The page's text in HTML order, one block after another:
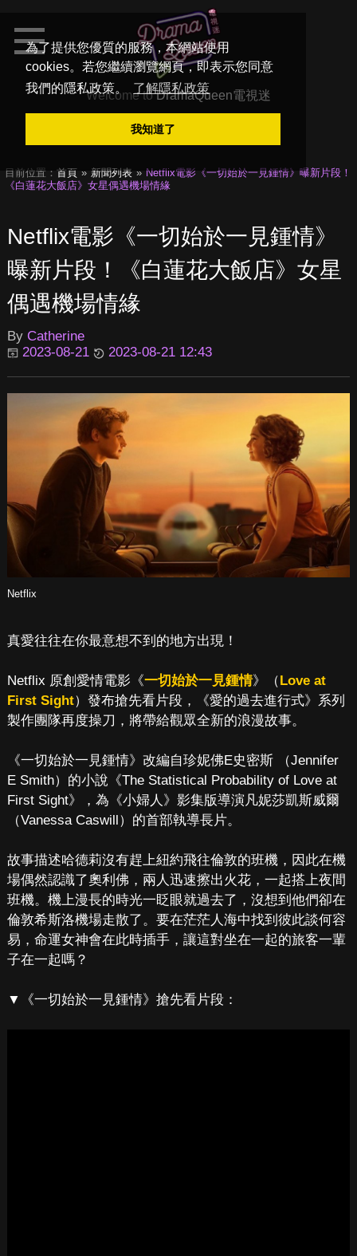
為了提供您優質的服務，本網站使用
cookies。若您繼續瀏覽網頁，即表示您同意
我們的隱私政策。
了解隱私政策
我知道了
Welcome toDramaQueen電視迷
目前位置： 首頁 新聞列表
Netflix電影《一切始於一見鍾情》曝新片段！
《白蓮花大飯店》女星偶遇機場情緣
Netflix電影《一切始於一見鍾情》
曝新片段！《白蓮花大飯店》女星
偶遇機場情緣
By Catherine
2023-08-21
2023-08-21 12:43
Netflix
真愛往往在你最意想不到的地方出現！
Netflix 原創愛情電影《一切始於一見鍾情》（ Love at
First Sight）發布搶先看片段，《愛的過去進行式》系列
製作團隊再度操刀，將帶給觀眾全新的浪漫故事。
《一切始於一見鍾情》改編自珍妮佛E史密斯 （Jennifer
E Smith）的小說《The Statistical Probability of Love at
First Sight》，為《小婦人》影集版導演凡妮莎凱斯威爾
（Vanessa Caswill）的首部執導長片。
故事描述哈德莉沒有趕上紐約飛往倫敦的班機，因此在機
場偶然認識了奧利佛，兩人迅速擦出火花，一起搭上夜間
班機。機上漫長的時光一眨眼就過去了，沒想到他們卻在
倫敦希斯洛機場走散了。要在茫茫人海中找到彼此談何容
易，命運女神會在此時插手，讓這對坐在一起的旅客一輩
子在一起嗎？
▼《一切始於一見鍾情》搶先看片段：